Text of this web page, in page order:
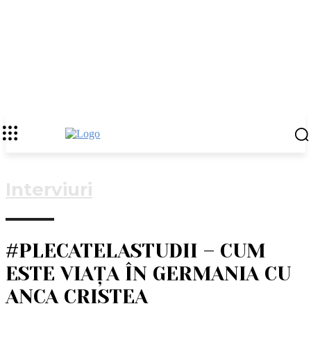
Interviuri
#PLECATELASTUDII – CUM
ESTE VIAȚA ÎN GERMANIA CU
ANCA CRISTEA